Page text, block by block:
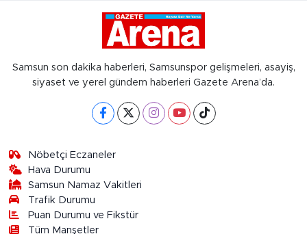
Samsun son dakika haberleri, Samsunspor gelişmeleri, asayiş,
siyaset ve yerel gündem haberleri Gazete Arena’da.
Nöbetçi Eczaneler
Hava Durumu
Samsun Namaz Vakitleri
Trafik Durumu
Puan Durumu ve Fikstür
Tüm Manşetler